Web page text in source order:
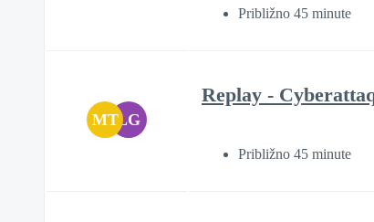
Približno 45 minute
MTLG
Replay -
Približno 45 minute